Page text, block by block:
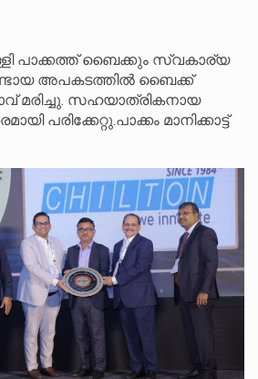
പാക്കത്ത് ബൈക്കും സ്വകാര്യ
അപകടത്തിൽ ബൈക്ക്
മരിച്ചു. സഹയാത്രികനായ
പരിക്കേറ്റു.പാക്കം മാനിക്കാട്ട്